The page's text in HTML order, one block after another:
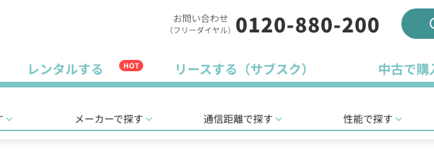
お問い合わせ
（フリーダイヤル） 0120-880-200
レンタルする HOT リースする（サブスク） 中古で購
メーカーで探す 通信距離で探す 性能で探す